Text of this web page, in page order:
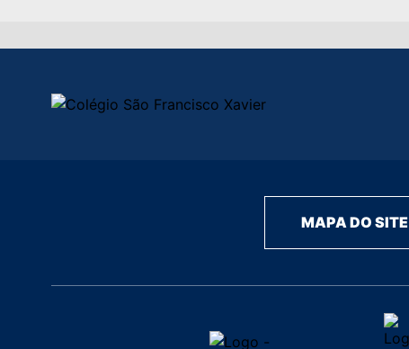
MAPA DO SITE